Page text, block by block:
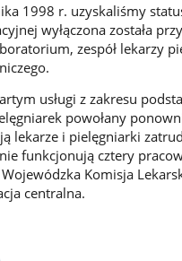
1998 r. uzyskaliśmy
wyłączona została
zespół lekarzy
usługi z zakresu
powołany
lekarze i pielęgniarki
funkcjonują cztery
Komisja
centralna.